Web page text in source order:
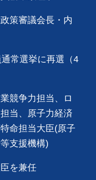
策審議会長・内
常選挙に再選（4
競争力担当、ロ
当、原子力経済
命担当大臣(原子
支援機構)
を兼任